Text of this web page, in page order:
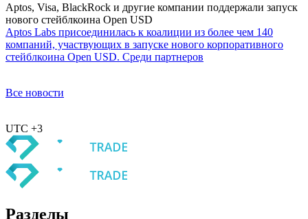
Aptos, Visa, BlackRock и другие компании поддержали запуск
нового стейблкоина Open USD
Aptos Labs присоединилась к коалиции из более чем 140
компаний, участвующих в запуске нового корпоративного
стейблкоина Open USD. Среди партнеров
Все новости
UTC +3
Разделы